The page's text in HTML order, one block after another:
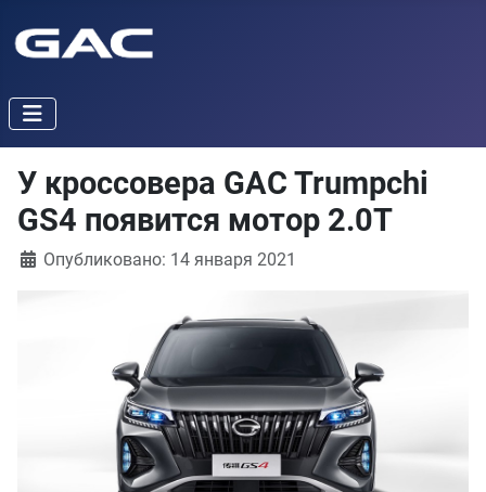
У кроссовера GAC Trumpchi
GS4 появится мотор 2.0T
Информация о материале
Опубликовано: 14 января 2021